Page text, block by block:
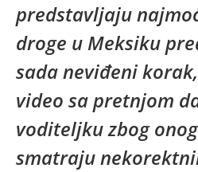
predstavljaju
droge u Meksiku
sada neviđeni
video sa pretnjom
voditeljku zbog
smatraju